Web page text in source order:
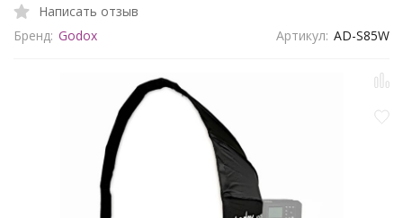
Написать отзыв
Бренд: Godox Артикул: AD-S85W